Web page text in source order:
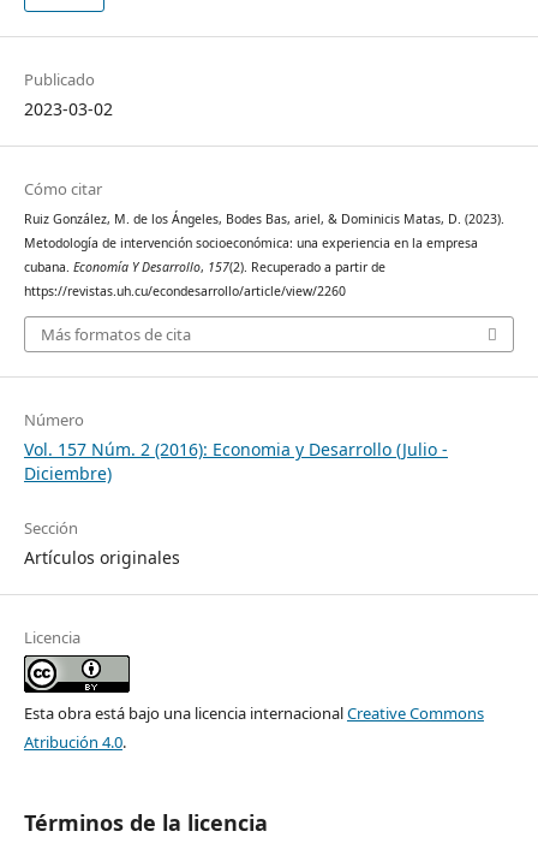
Publicado
2023-03-02
Cómo citar
Ruiz González, M. de los Ángeles, Bodes Bas, ariel, & Dominicis Matas, D. (2023).
Metodología de intervención socioeconómica: una experiencia en la empresa
cubana. Economía Y Desarrollo, 157(2). Recuperado a partir de
https://revistas.uh.cu/econdesarrollo/article/view/2260
Más formatos de cita
Número
Vol. 157 Núm. 2 (2016): Economia y Desarrollo (Julio -
Diciembre)
Sección
Artículos originales
Licencia
Esta obra está bajo una licencia internacionalCreative Commons
Atribución 4.0.
Términos de la licencia